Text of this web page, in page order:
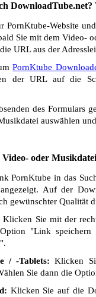
PornKtube-Website
Sie mit dem Video-
URL aus der
PornKtube
der URL auf die
des Formulars
auswählen
Video- oder
PornKtube in das
Auf der
gewünschter Qualität
Klicken Sie mit der
"Link
/ -Tablets: Klicken
Sie dann die
Klicken Sie auf die